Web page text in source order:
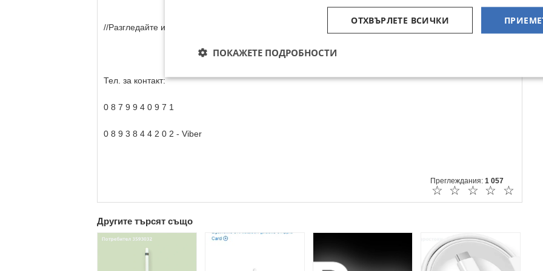
//Разгледайте и другите ни предложения\\
Тел. за контакт:
0 8 7 9 9 4 0 9 7 1
0 8 9 3 8 4 4 2 0 2 - Viber
Преглеждания: 1 057
☆
☆
☆
☆
☆
Другите търсят също
ОТХВЪРЛЕТЕ ВСИЧКИ
ПОКАЖЕТЕ ПОДРОБНОСТИ